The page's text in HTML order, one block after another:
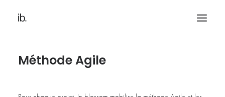
Méthode Agile